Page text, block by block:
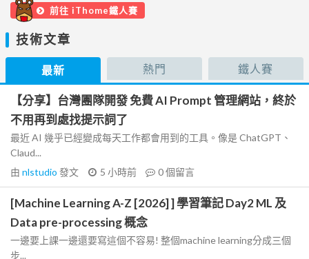
前往 iThome鐵人賽
技術文章
最新 熱門 鐵人賽
【分享】台灣團隊開發 免費 AI Prompt 管理網站，終於
不用再到處找提示詞了
最近 AI 幾乎已經變成每天工作都會用到的工具。像是 ChatGPT、
Claud...
由 nlstudio 發文 5 小時前 0個留言
[Machine Learning A-Z [2026] ] 學習筆記 Day2 ML 及
Data pre-processing 概念
一邊要上課一邊還要寫這個不容易! 整個machine learning分成三個
步...